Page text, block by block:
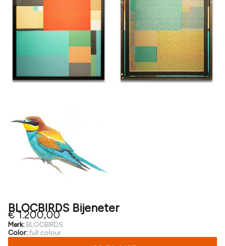
BLOCBIRDS Bijeneter
€ 1.200,00
Merk: BLOCBIRDS
Color:full colour